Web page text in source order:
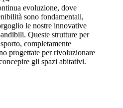
evoluzione, dove
sono fondamentali,
le nostre innovative
Queste strutture per
completamente
progettate per rivoluzionare
gli spazi abitativi.